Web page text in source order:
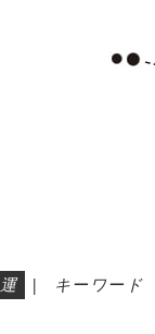
| キーワード